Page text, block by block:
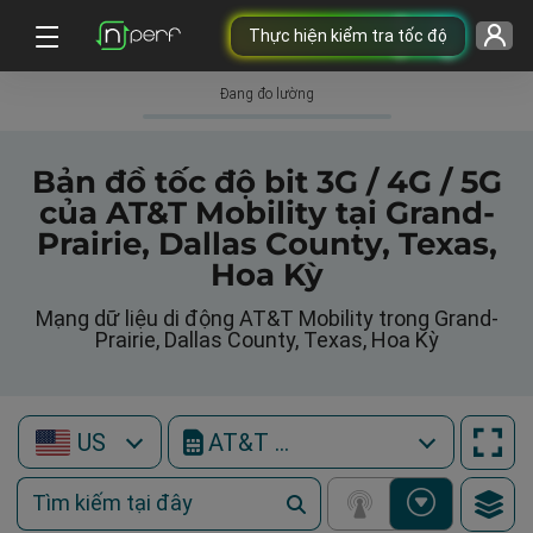
Thực hiện kiểm tra tốc độ
Đang đo lường
Bản đồ tốc độ bit 3G / 4G / 5G
của AT&T Mobility tại Grand-
Prairie, Dallas County, Texas,
Hoa Kỳ
Mạng dữ liệu di động AT&T Mobility trong Grand-
Prairie, Dallas County, Texas, Hoa Kỳ
US AT&T Mobility